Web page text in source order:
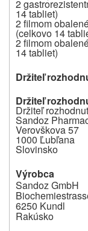
2
14 tabliet)
2 filmom
(celkovo 14
2 filmom
14 tabliet)
Držiteľ
Držiteľ
Držiteľ
Sandoz
Verovškova 57
1000 Ľubľana
Slovinsko
Výrobca
Sandoz GmbH
6250 Kundl
Rakúsko